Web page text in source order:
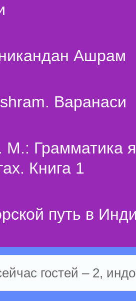
Ашрам
Варанаси
Грамматика
Книга 1
путь в
гостей – 2,